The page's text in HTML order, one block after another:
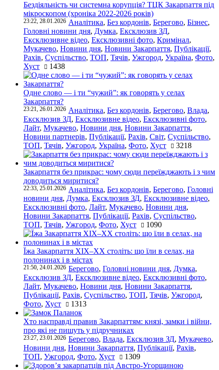
Бездіяльність чи системна корупція? ТЦК Закарпаття під
мікроскопом (хроніка 2022-2026 років)
23:22, 28.01.2026 Аналітика, Без кордонів, Берегово, Бізнес,
Головні новини дня, Думка, Ексклюзив ЗД,
Ексклюзивне відео, Ексклюзивні фото, Кримінал,
Мукачево, Новини дня, Новини Закарпаття, Публікації,
Рахів, Суспільство, ТОП, Тячів, Ужгород, Україна, Фото,
Хуст
1438
Одне слово — і ти “чужий”: як говорять у селах
Закарпаття?
23:21, 26.01.2026 Аналітика, Без кордонів, Берегово, Влада,
Ексклюзив ЗД, Ексклюзивне відео, Ексклюзивні фото,
Лайт, Мукачево, Новини дня, Новини Закарпаття,
Новини партнерів, Публікації, Рахів, Світ, Суспільство,
ТОП, Тячів, Ужгород, Україна, Фото, Хуст 3218
Закарпаття без прикрас: чому сюди переїжджають і з чим
доводиться миритися?
22:33, 25.01.2026 Аналітика, Без кордонів, Берегово, Головні
новини дня, Думка, Ексклюзив ЗД, Ексклюзивне відео,
Ексклюзивні фото, Лайт, Мукачево, Новини дня,
Новини Закарпаття, Публікації, Рахів, Суспільство,
ТОП, Тячів, Ужгород, Фото, Хуст 1090
Їжа Закарпаття ХІХ–ХХ століть: що їли в селах, на
полонинах і в містах
21:50, 24.01.2026 Берегово, Головні новини дня, Думка,
Ексклюзив ЗД, Ексклюзивне відео, Ексклюзивні фото,
Лайт, Мукачево, Новини дня, Новини Закарпаття,
Публікації, Рахів, Суспільство, ТОП, Тячів, Ужгород,
Фото, Хуст 1313
Хто насправді правив Закарпаттям: князі, замки і війни,
про які не пишуть у підручниках
23:27, 23.01.2026 Берегово, Влада, Ексклюзив ЗД, Мукачево,
Новини дня, Новини Закарпаття, Публікації, Рахів,
ТОП, Ужгород, Фото, Хуст 1309